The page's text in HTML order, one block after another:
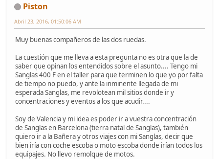
Piston
Abril 23, 2016, 01:50:06 AM
Muy buenas compañeros de las dos ruedas.
La cuestión que me lleva a esta pregunta no es otra que la de
saber que opinan los entendidos sobre el asunto.... Tengo mi
Sanglas 400 F en el taller para que terminen lo que yo por falta
de tiempo no puedo, y ante la inminente llegada de mi
esperada Sanglas, me revolotean mil sitios donde ir y
concentraciones y eventos a los que acudir....
Soy de Valencia y mi idea es poder ir a vuestra concentración
de Sanglas en Barcelona (tierra natal de Sanglas), también
quiero ir a la Bañera y otros viajes con mi Sanglas, decir que
bien iría con coche escoba o moto escoba donde irían todos los
equipajes. No llevo remolque de motos.